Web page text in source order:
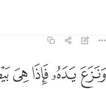
ونزع يده فاذا هي بيضاء للناظرين ٣٣
وَنَزَعَ يَدَهُۥ فَإِذَا هِىَ بَيْضَآءُ لِلنَّـٰظِرِينَ ٣٣
ﲫﲬﲭﲮ